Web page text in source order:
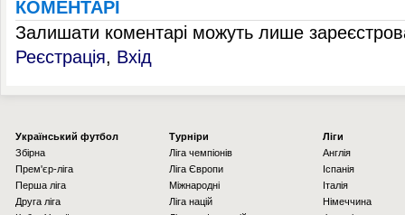
КОМЕНТАРІ
Залишати коментарі можуть лише
Реєстрація, Вхід
Українcький футбол
Збірна
Прем'єр-ліга
Перша ліга
Друга ліга
Турніри
Ліга чемпіонів
Ліга Європи
Міжнародні
Ліга націй
Ліги
Англія
Іспанія
Італія
Німеччина